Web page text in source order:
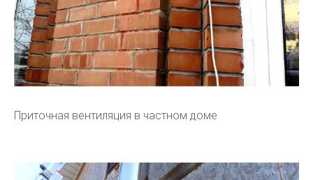
Приточная вентиляция в частном доме